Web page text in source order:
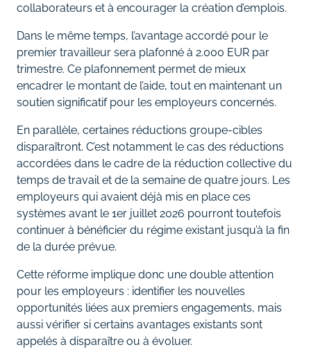
collaborateurs et à encourager la création d’emplois.
Dans le même temps, l’avantage accordé pour le
premier travailleur sera plafonné à 2.000 EUR par
trimestre. Ce plafonnement permet de mieux
encadrer le montant de l’aide, tout en maintenant un
soutien significatif pour les employeurs concernés.
En parallèle, certaines réductions groupe-cibles
disparaîtront. C’est notamment le cas des réductions
accordées dans le cadre de la réduction collective du
temps de travail et de la semaine de quatre jours. Les
employeurs qui avaient déjà mis en place ces
systèmes avant le 1er juillet 2026 pourront toutefois
continuer à bénéficier du régime existant jusqu’à la fin
de la durée prévue.
Cette réforme implique donc une double attention
pour les employeurs : identifier les nouvelles
opportunités liées aux premiers engagements, mais
aussi vérifier si certains avantages existants sont
appelés à disparaître ou à évoluer.